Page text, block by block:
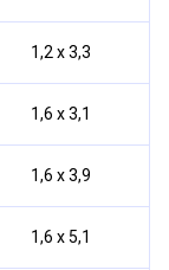
1,2 х 3,3
1,6 х 3,1
1,6 х 3,9
1,6 х 5,1